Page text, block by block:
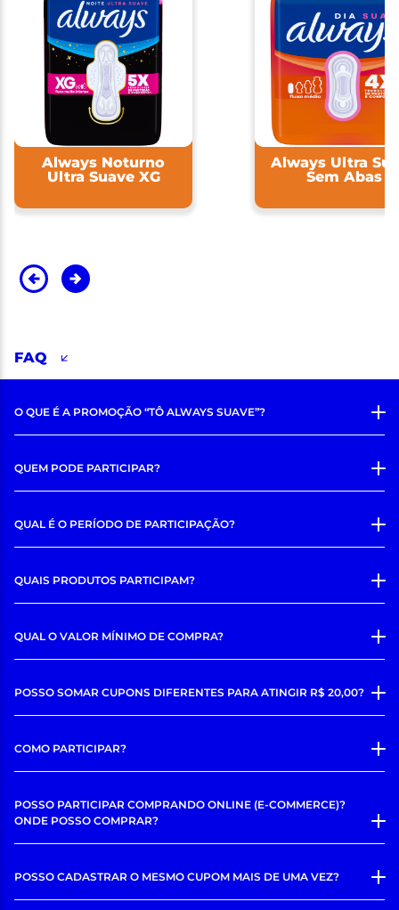
Always Noturno
Ultra Suave XG
Always Ultra
Sem Abas
FAQ
O QUE É A PROMOÇÃO “TÔ ALWAYS SUAVE”?
QUEM PODE PARTICIPAR?
QUAL É O PERÍODO DE PARTICIPAÇÃO?
QUAIS PRODUTOS PARTICIPAM?
QUAL O VALOR MÍNIMO DE COMPRA?
POSSO SOMAR CUPONS DIFERENTES PARA ATINGIR R$ 20,00?
COMO PARTICIPAR?
POSSO PARTICIPAR COMPRANDO ONLINE (E-COMMERCE)?
ONDE POSSO COMPRAR?
POSSO CADASTRAR O MESMO CUPOM MAIS DE UMA VEZ?